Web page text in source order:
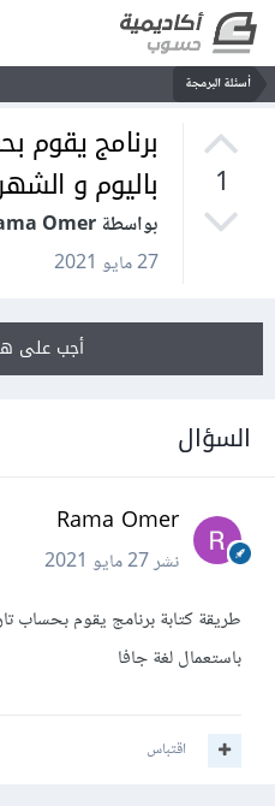
أسئلة البرمجة
1
برنامج يقوم
باليوم و
بواسطة Rama Omer
27 مايو 2021
أجب على
السؤال
Rama Omer
نشر27 مايو 2021
طريقة كتابة برنامج يقوم بحساب
باستعمال لغة جافا
اقتباس